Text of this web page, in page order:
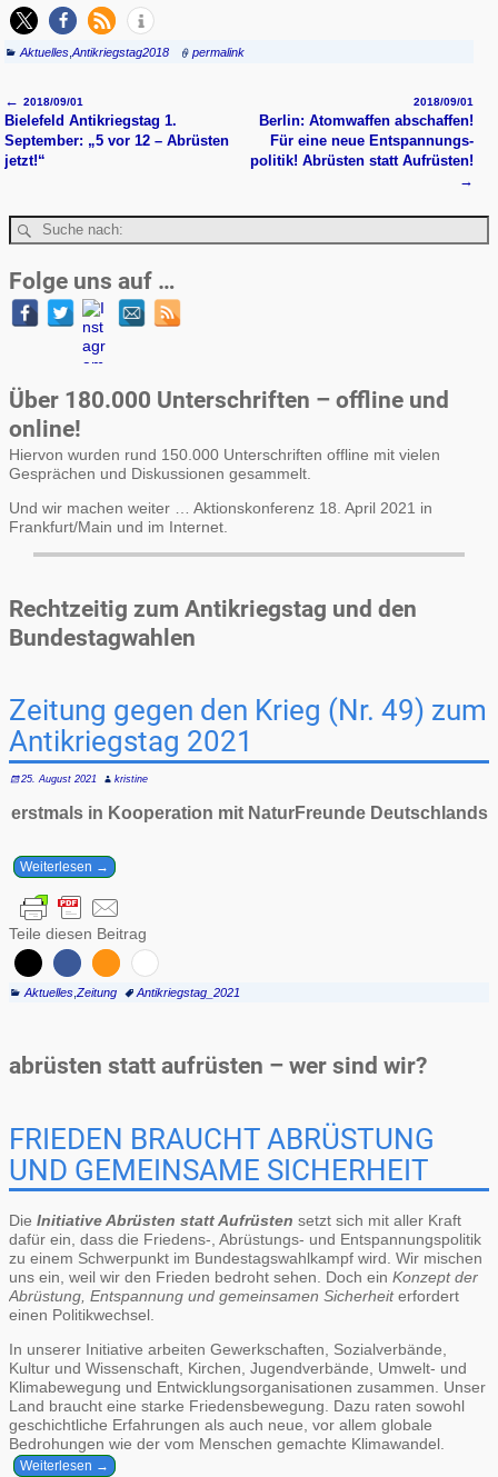
Aktuelles ,Antikriegstag2018 permalink
Artikelnavigation
← 2018/09/01
Bielefeld Antikriegstag 1.
September: „5 vor 12 – Abrüsten
jetzt!“
2018/09/01
Berlin: Atomwaffen abschaffen!
Für eine neue Entspannungs­
politik! Abrüsten statt Aufrüsten!
→
Folge uns auf …
Über 180.000 Unterschriften – offline und
online!
Hiervon wurden rund 150.000 Unterschriften offline mit vielen
Gesprächen und Diskussionen gesammelt.
Und wir machen weiter … Aktionskonferenz 18. April 2021 in
Frankfurt/Main und im Internet.
Rechtzeitig zum Antikriegstag und den
Bundestagwahlen
Zeitung gegen den Krieg (Nr. 49) zum
Antikriegstag 2021
25. August 2021 kristine
erstmals in Kooperation mit NaturFreunde Deutschlands
Weiterlesen →
Teile diesen Beitrag
Aktuelles, Zeitung Antikriegstag_2021
abrüsten statt aufrüsten – wer sind wir?
FRIEDEN BRAUCHT ABRÜSTUNG
UND GEMEINSAME SICHERHEIT
Die Initiative Abrüsten statt Aufrüsten setzt sich mit aller Kraft
dafür ein, dass die Friedens-, Abrüstungs- und Entspannungspolitik
zu einem Schwerpunkt im Bundestagswahlkampf wird. Wir mischen
uns ein, weil wir den Frieden bedroht sehen. Doch ein Konzept der
Abrüstung, Entspannung und gemeinsamen Sicherheiterfordert
einen Politikwechsel.
In unserer Initiative arbeiten Gewerkschaften, Sozialverbände,
Kultur und Wissenschaft, Kirchen, Jugendverbände, Umwelt- und
Klimabewegung und Entwicklungsorganisationen zusammen. Unser
Land braucht eine starke Friedensbewegung. Dazu raten sowohl
geschichtliche Erfahrungen als auch neue, vor allem globale
Bedrohungen wie der vom Menschen gemachte Klimawandel.
Weiterlesen →